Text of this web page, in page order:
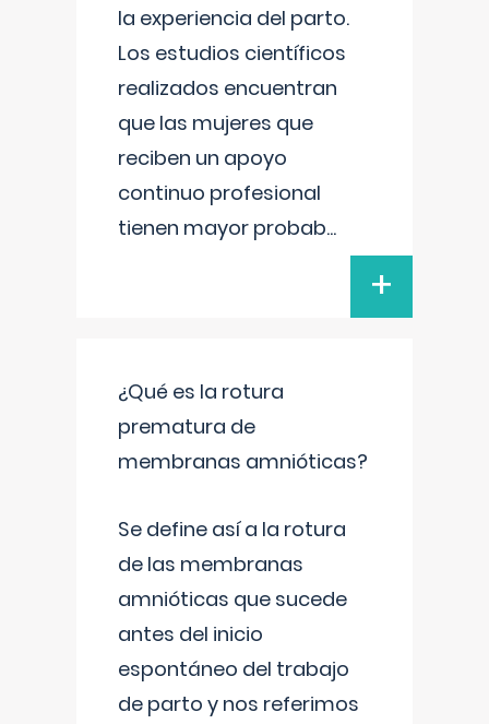
la experiencia del parto.
Los estudios científicos
realizados encuentran
que las mujeres que
reciben un apoyo
continuo profesional
tienen mayor probab...
+
¿Qué es la rotura
prematura de
membranas amnióticas?
Se define así a la rotura
de las membranas
amnióticas que sucede
antes del inicio
espontáneo del trabajo
de parto y nos referimos